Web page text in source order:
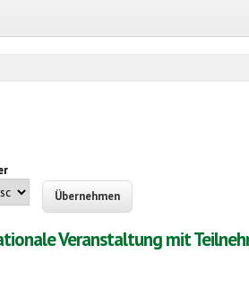
Veranstaltung mit